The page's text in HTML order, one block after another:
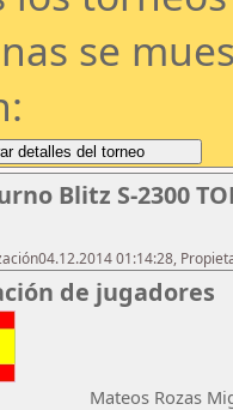
se
Blitz S-2300
01:14:28,
de jugadores
Mateos Rozas